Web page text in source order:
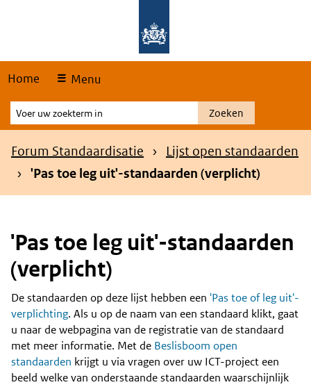
Home Menu
Voer
uw
zoekterm
Zoeken
Kruimelpad
Forum Standaardisatie
Lijst open standaarden
'Pas toe leg uit'-standaarden (verplicht)
'Pas toe leg uit'-standaarden
(verplicht)
Content
De standaarden op deze lijst hebben een 'Pas toe of leg uit'-
verplichting. Als u op de naam van een standaard klikt, gaat
u naar de webpagina van de registratie van de standaard
met meer informatie. Met de Beslisboom open
standaarden krijgt u via vragen over uw ICT-project een
beeld welke van onderstaande standaarden waarschijnlijk